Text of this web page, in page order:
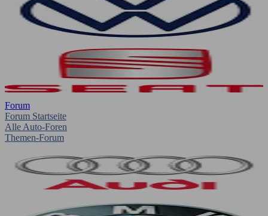
Forum
Forum Startseite
Alle Auto-Foren
Themen-Forum